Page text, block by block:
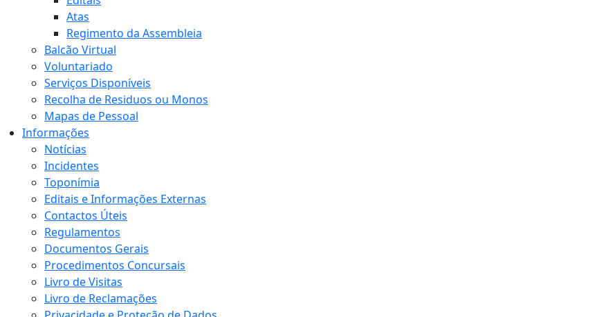
Atas
Regimento da Assembleia
Balcão Virtual
Voluntariado
Serviços Disponíveis
Recolha de Residuos ou Monos
Mapas de Pessoal
Informações
Notícias
Incidentes
Toponímia
Editais e Informações Externas
Contactos Úteis
Regulamentos
Documentos Gerais
Procedimentos Concursais
Livro de Visitas
Livro de Reclamações